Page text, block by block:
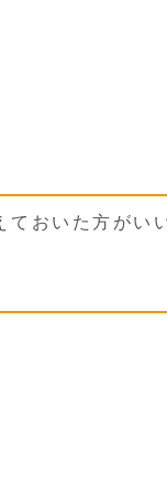
ておいた方がい